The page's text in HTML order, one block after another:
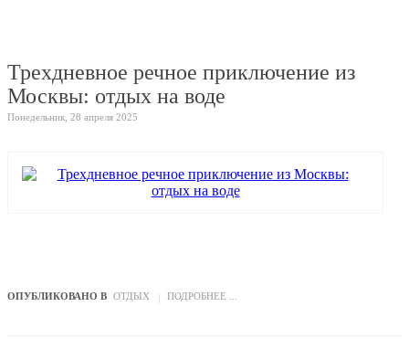
Трехдневное речное приключение из
Москвы: отдых на воде
Понедельник, 28 апреля 2025
ОПУБЛИКОВАНО В ОТДЫХ ПОДРОБНЕЕ ...